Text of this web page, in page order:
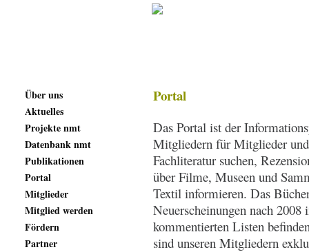
Portal
Das Portal ist der
Mitgliedern für Mitglieder
Fachliteratur suchen,
über Filme, Museen und
Textil informieren. Das
Neuerscheinungen nach
kommentierten Listen
sind unserenMitgliedern
Über uns
Aktuelles
Projekte nmt
Datenbank nmt
Publikationen
Portal
Mitglieder
Mitglied werden
Fördern
Partner